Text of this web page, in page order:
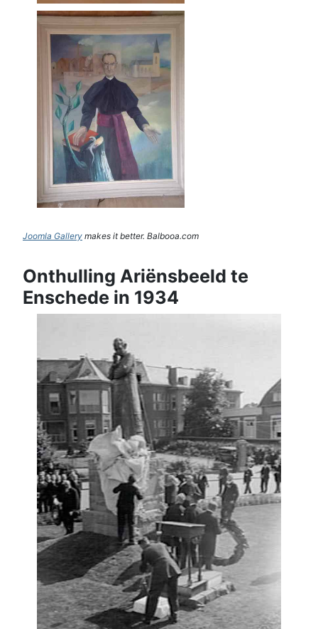
Joomla Gallery makes it better. Balbooa.com
Onthulling Ariënsbeeld te
Enschede in 1934